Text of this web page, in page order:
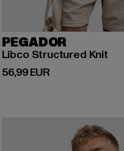
PEGADOR
Libco Structured Knit
56,99 EUR
Derzeitiger Preis: 56,99 EUR